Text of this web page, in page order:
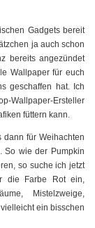
Gadgets bereit
ja auch schon
bereits angezündet
Wallpaper für euch
geschaffen hat. Ich
Wallpaper-Ersteller
füttern kann.
für Weihachten
So wie der Pumpkin
so suche ich jetzt
die Farbe Rot ein,
Mistelzweige,
ein bisschen